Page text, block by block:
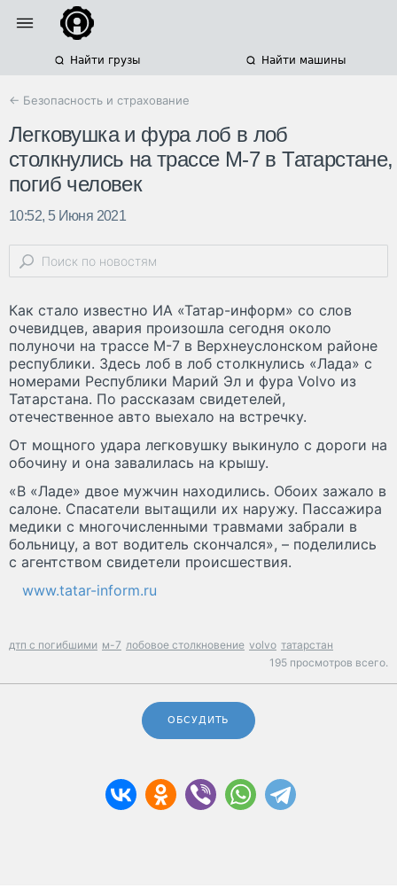
Найти грузы Найти машины
← Безопасность и страхование
Легковушка и фура лоб в лоб
столкнулись на трассе М-7 в Татарстане,
погиб человек
10:52, 5 Июня 2021
Как стало известно ИА «Татар-информ» со слов
очевидцев, авария произошла сегодня около
полуночи на трассе М-7 в Верхнеуслонском районе
республики. Здесь лоб в лоб столкнулись «Лада» с
номерами Республики Марий Эл и фура Volvo из
Татарстана. По рассказам свидетелей,
отечественное авто выехало на встречку.
От мощного удара легковушку выкинуло с дороги на
обочину и она завалилась на крышу.
«В «Ладе» двое мужчин находились. Обоих зажало в
салоне. Спасатели вытащили их наружу. Пассажира
медики с многочисленными травмами забрали в
больницу, а вот водитель скончался», – поделились
с агентством свидетели происшествия.
www.tatar-inform.ru
дтп с погибшими м-7 лобовое столкновение volvo татарстан
195 просмотров всего.
ОБСУДИТЬ